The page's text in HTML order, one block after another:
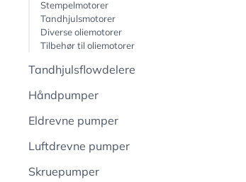
Stempelmotorer
Tandhjulsmotorer
Diverse oliemotorer
Tilbehør til oliemotorer
Tandhjulsflowdelere
Håndpumper
Eldrevne pumper
Luftdrevne pumper
Skruepumper